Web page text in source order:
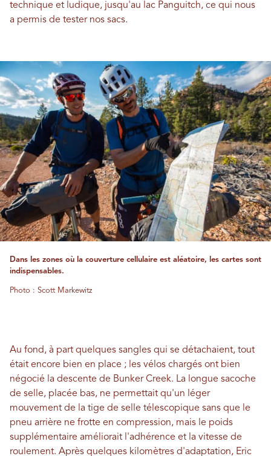
technique et ludique, jusqu'au lac Panguitch, ce qui nous
a permis de tester nos sacs.
Dans les zones où la couverture cellulaire est aléatoire, les cartes sont
indispensables.
Photo : Scott Markewitz
Au fond, à part quelques sangles qui se détachaient, tout
était encore bien en place ; les vélos chargés ont bien
négocié la descente de Bunker Creek. La longue sacoche
de selle, placée bas, ne permettait qu'un léger
mouvement de la tige de selle télescopique sans que le
pneu arrière ne frotte en compression, mais le poids
supplémentaire améliorait l'adhérence et la vitesse de
roulement. Après quelques kilomètres d'adaptation, Eric